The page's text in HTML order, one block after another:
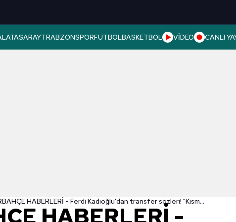
TRABZONSPORFUTBOLBASKETBOL VİDEO CANLI
FENERBAHÇE HABERLERİ - Ferdi Kadıoğlu'dan transfer sözleri! "Kısmet olursa..."
HABERLERİ -